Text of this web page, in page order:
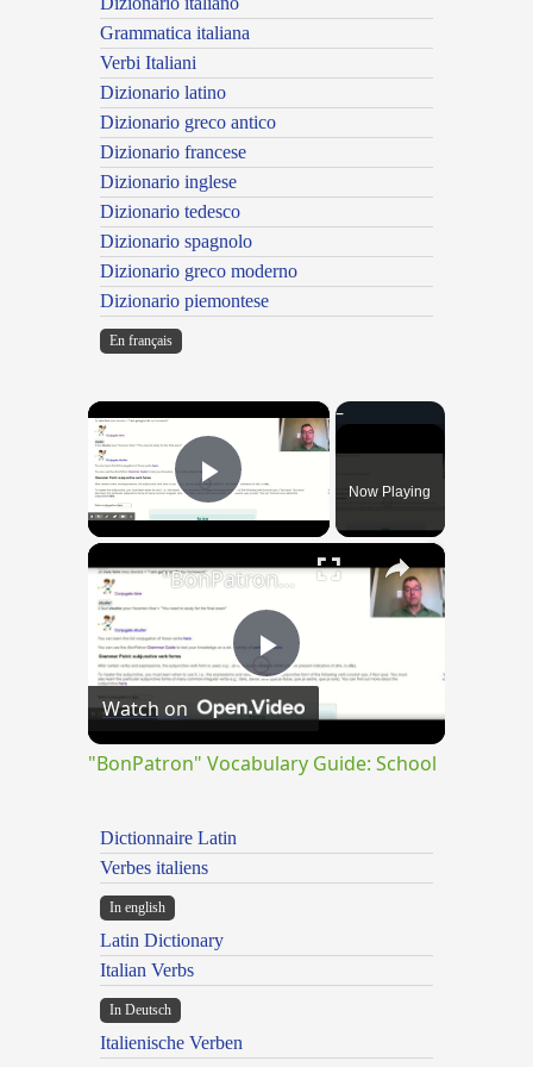
Grammatica italiana
Verbi Italiani
Dizionario latino
Dizionario greco antico
Dizionario francese
Dizionario inglese
Dizionario tedesco
Dizionario spagnolo
Dizionario greco moderno
Dizionario piemontese
En français
×
Play VideoNow Playing
×
Play
Video
"BonPatron" Vocabulary Guide: School
Watch on
"BonPatron" Vocabulary Guide: School
Dictionnaire Latin
Verbes italiens
In english
Latin Dictionary
Italian Verbs
In Deutsch
Italienische Verben